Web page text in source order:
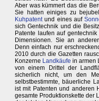
Aber was kümmert das die
Sie hatten einiges zu
Kuhpatentund eines auf
sich Gentechnik und die
Patente laufen auf
Dimensionen. Sie an
Denn einfach nur
2010 durch die Gazetten
Konzerne Landkäufe in armen
von einem Drittel der
sicherlich nicht, um den
selbstbestimmte, bäuerliche
ist mit Patenten und anderen
gesamte Produktionskette der